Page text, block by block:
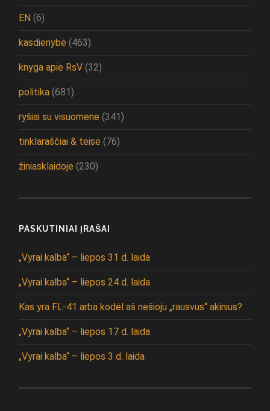
EN (6)
kasdienybė (463)
knyga apie RsV (32)
politika (681)
ryšiai su visuomene (341)
tinklaraščiai & teisė (76)
žiniasklaidoje (230)
PASKUTINIAI ĮRAŠAI
„Vyrai kalba“ – liepos 31 d. laida
„Vyrai kalba“ – liepos 24 d. laida
Kas yra FL-41 arba kodėl aš nešioju „rausvus“ akinius?
„Vyrai kalba“ – liepos 17 d. laida
„Vyrai kalba“ – liepos 3 d. laida